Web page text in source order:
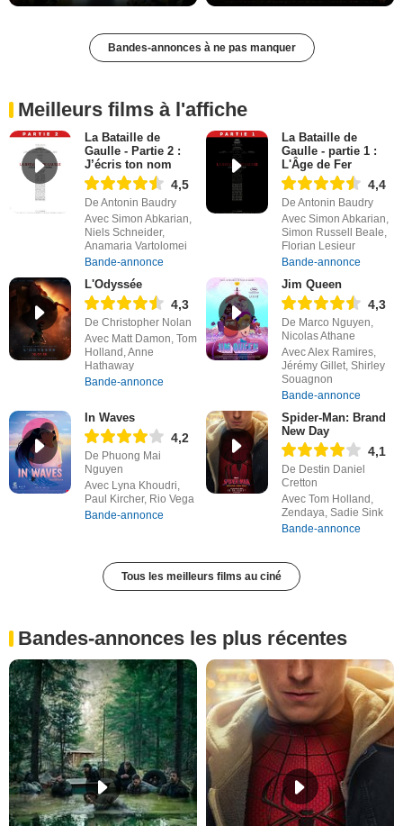
Bandes-annonces à ne pas manquer
Meilleurs films à l'affiche
La Bataille de
Gaulle - Partie 2 :
J’écris ton nom
4,5
De Antonin Baudry
Avec Simon Abkarian,
Niels Schneider,
Anamaria Vartolomei
Bande-annonce
La Bataille de
Gaulle - partie 1 :
L'Âge de Fer
4,4
De Antonin Baudry
Avec Simon Abkarian,
Simon Russell Beale,
Florian Lesieur
Bande-annonce
L'Odyssée
4,3
De Christopher Nolan
Avec Matt Damon, Tom
Holland, Anne
Hathaway
Bande-annonce
Jim Queen
4,3
De Marco Nguyen,
Nicolas Athane
Avec Alex Ramires,
Jérémy Gillet, Shirley
Souagnon
Bande-annonce
In Waves
4,2
De Phuong Mai
Nguyen
Avec Lyna Khoudri,
Paul Kircher, Rio Vega
Bande-annonce
Spider-Man: Brand
New Day
4,1
De Destin Daniel
Cretton
Avec Tom Holland,
Zendaya, Sadie Sink
Bande-annonce
Tous les meilleurs films au ciné
Bandes-annonces les plus récentes